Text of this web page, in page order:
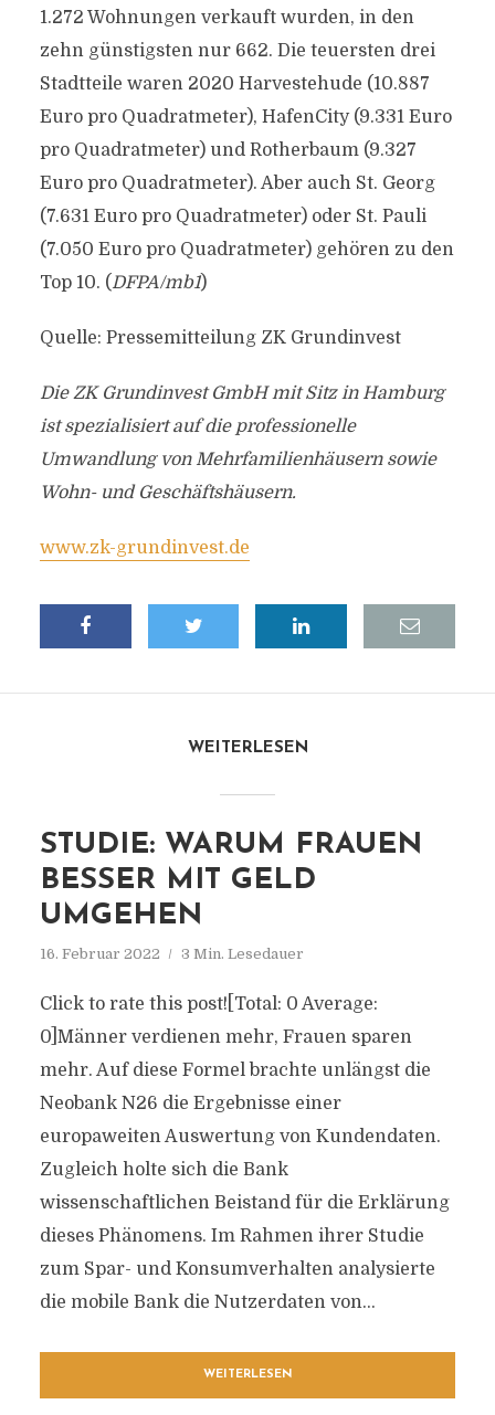
1.272 Wohnungen verkauft wurden, in den
zehn günstigsten nur 662. Die teuersten drei
Stadtteile waren 2020 Harvestehude (10.887
Euro pro Quadratmeter), HafenCity (9.331 Euro
pro Quadratmeter) und Rotherbaum (9.327
Euro pro Quadratmeter). Aber auch St. Georg
(7.631 Euro pro Quadratmeter) oder St. Pauli
(7.050 Euro pro Quadratmeter) gehören zu den
Top 10. (DFPA/mb1)
Quelle: Pressemitteilung ZK Grundinvest
Die ZK Grundinvest GmbH mit Sitz in Hamburg
ist spezialisiert auf die professionelle
Umwandlung von Mehrfamilienhäusern sowie
Wohn- und Geschäftshäusern.
www.zk-grundinvest.de
WEITERLESEN
STUDIE: WARUM FRAUEN
BESSER MIT GELD
UMGEHEN
16. Februar 2022 3 Min. Lesedauer
Click to rate this post![Total: 0 Average:
0]Männer verdienen mehr, Frauen sparen
mehr. Auf diese Formel brachte unlängst die
Neobank N26 die Ergebnisse einer
europaweiten Auswertung von Kundendaten.
Zugleich holte sich die Bank
wissenschaftlichen Beistand für die Erklärung
dieses Phänomens. Im Rahmen ihrer Studie
zum Spar- und Konsumverhalten analysierte
die mobile Bank die Nutzerdaten von...
WEITERLESEN